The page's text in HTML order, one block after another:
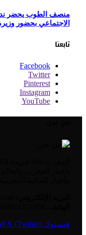
منصف الطوب يحضر
الاجتماعي بحضور
تابعنا
Facebook
Twitter
Pinterest
Instagram
YouTube
فيسبوك X (Twitter)